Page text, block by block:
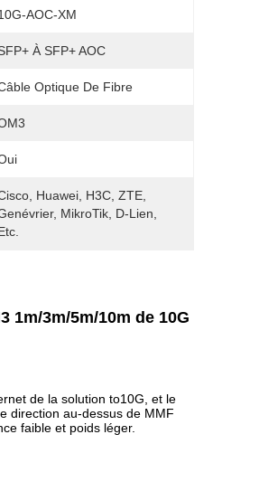
AOC-XM
À SFP+ AOC
Optique De Fibre
Huawei, H3C, ZTE,
MikroTik, D-Lien,
1m/3m/5m/10m de 10G
de la solution to10G, et le
direction au-dessus de MMF
faible et poids léger.